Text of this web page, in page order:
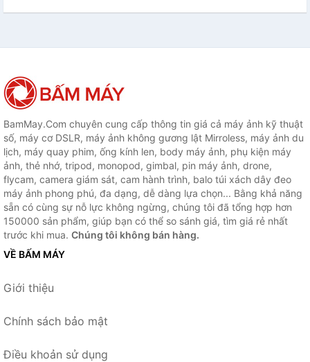
BamMay.Com chuyên cung cấp thông tin giá cả máy ảnh kỹ thuật
số, máy cơ DSLR, máy ảnh không gương lật Mirroless, máy ảnh du
lịch, máy quay phim, ống kính len, body máy ảnh, phụ kiện máy
ảnh, thẻ nhớ, tripod, monopod, gimbal, pin máy ảnh, drone,
flycam, camera giám sát, cam hành trình, balo túi xách dây đeo
máy ảnh phong phú, đa dạng, dễ dàng lựa chọn... Bằng khả năng
sẵn có cùng sự nỗ lực không ngừng, chúng tôi đã tổng hợp hơn
150000 sản phẩm, giúp bạn có thể so sánh giá, tìm giá rẻ nhất
trước khi mua. Chúng tôi không bán hàng.
VỀ BẤM MÁY
Giới thiệu
Chính sách bảo mật
Điều khoản sử dụng